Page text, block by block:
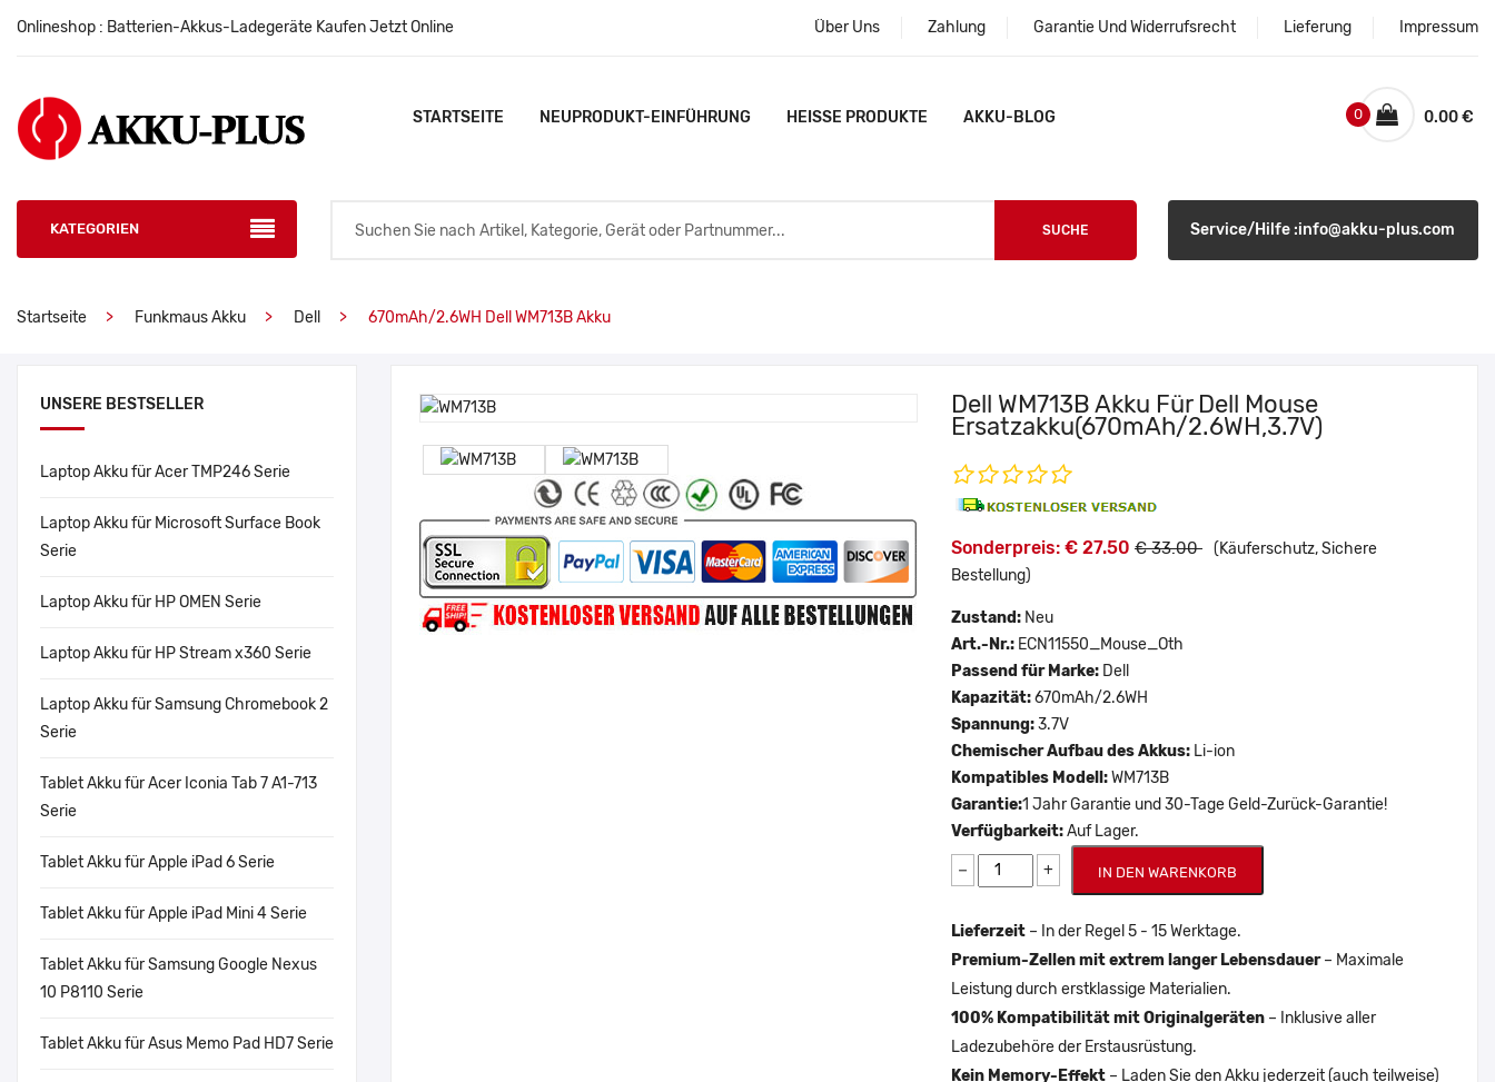
Onlineshop : Batterien-Akkus-Ladegeräte Kaufen Jetzt Online Über Uns Zahlung Garantie Und Widerrufsrecht Lieferung Impressum
STARTSEITE NEUPRODUKT-EINFÜHRUNG HEISSE PRODUKTE AKKU-BLOG 0.00 €
0
KATEGORIEN SUCHE Service/Hilfe :info@akku-plus.com
Startseite Funkmaus Akku Dell 670mAh/2.6WH Dell WM713B Akku
UNSERE BESTSELLER
Laptop Akku für Acer TMP246 Serie
Laptop Akku für Microsoft Surface Book
Serie
Laptop Akku für HP OMEN Serie
Laptop Akku für HP Stream x360 Serie
Laptop Akku für Samsung Chromebook 2
Serie
Tablet Akku für Acer Iconia Tab 7 A1-713
Serie
Tablet Akku für Apple iPad 6 Serie
Tablet Akku für Apple iPad Mini 4 Serie
Tablet Akku für Samsung Google Nexus
10 P8110 Serie
Tablet Akku für Asus Memo Pad HD7 Serie
Dell WM713B Akku Für Dell Mouse
Ersatzakku(670mAh/2.6WH,3.7V)
Sonderpreis: € 27.50 € 33.00 (Käuferschutz, Sichere
Bestellung)
Zustand: Neu
Art.-Nr.: ECN11550_Mouse_Oth
Passend für Marke: Dell
Kapazität:670mAh/2.6WH
Spannung:3.7V
Chemischer Aufbau des Akkus: Li-ion
Kompatibles Modell:WM713B
Garantie:1 Jahr Garantie und 30-Tage Geld-Zurück-Garantie!
Verfügbarkeit:Auf Lager.
− + IN DEN WARENKORB
Lieferzeit – In der Regel 5 - 15 Werktage.
Premium-Zellen mit extrem langer Lebensdauer– Maximale
Leistung durch erstklassige Materialien.
100% Kompatibilität mit Originalgeräten – Inklusive aller
Ladezubehöre der Erstausrüstung.
Kein Memory-Effekt – Laden Sie den Akku jederzeit (auch teilweise)